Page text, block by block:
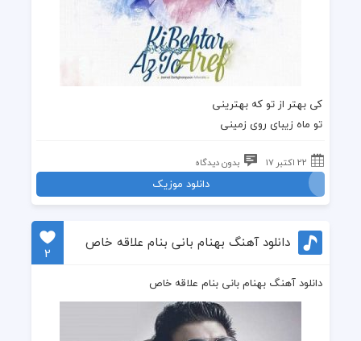
کی بهتر از تو که بهترینی
تو ماه زیبای روی زمینی
22 اکتبر 17 بدون دیدگاه
دانلود موزیک
دانلود آهنگ بهنام بانی بنام علاقه خاص
2
دانلود آهنگ بهنام بانی بنام علاقه خاص